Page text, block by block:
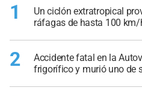
1
Un ciclón extratropical
ráfagas de hasta 100 km/
2
Accidente fatal en la
frigorífico y murió uno de